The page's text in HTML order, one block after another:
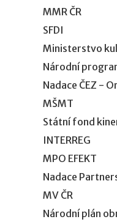
MMR ČR
SFDI
Ministerstvo
Národní
Nadace ČEZ -
MŠMT
Státní fond
INTERREG
MPO EFEKT
Nadace
MV ČR
Národní plán